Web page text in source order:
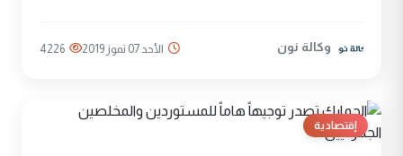
وكالة نون الأحد 07 تموز 2019 4226
إقتصادية